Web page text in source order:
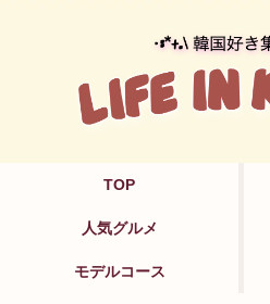
TOP
人気グルメ
モデルコース